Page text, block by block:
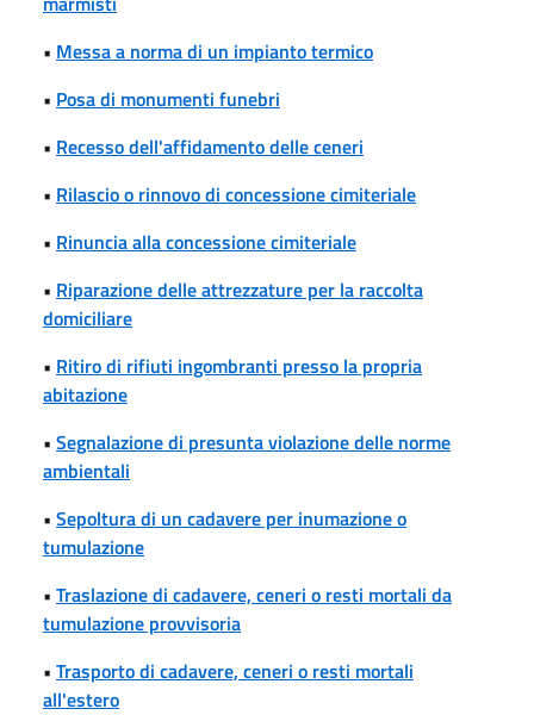
• Messa a norma di un impianto termico
• Posa di monumenti funebri
• Recesso dell'affidamento delle ceneri
• Rilascio o rinnovo di concessione cimiteriale
• Rinuncia alla concessione cimiteriale
• Riparazione delle attrezzature per la raccolta
domiciliare
• Ritiro di rifiuti ingombranti presso la propria
abitazione
• Segnalazione di presunta violazione delle norme
ambientali
• Sepoltura di un cadavere per inumazione o
tumulazione
• Traslazione di cadavere, ceneri o resti mortali da
tumulazione provvisoria
• Trasporto di cadavere, ceneri o resti mortali
all'estero